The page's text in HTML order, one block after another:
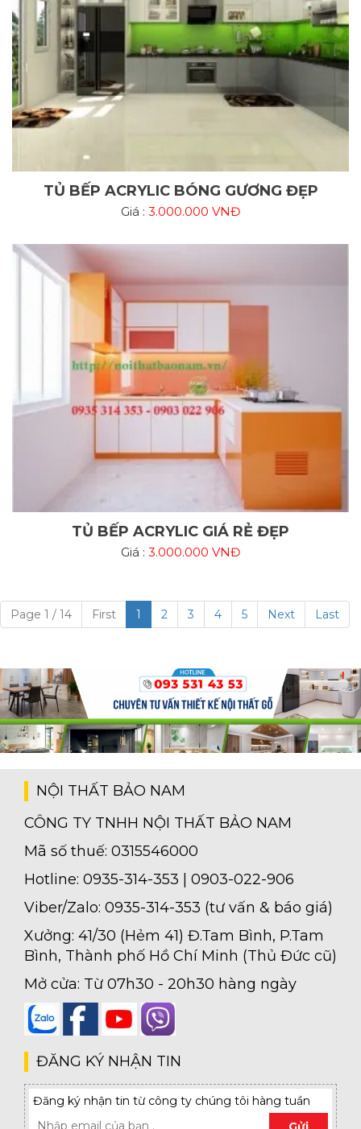
TỦ BẾP ACRYLIC BÓNG GƯƠNG ĐẸP
Giá : 3.000.000 VNĐ
TỦ BẾP ACRYLIC GIÁ RẺ ĐẸP
Giá : 3.000.000 VNĐ
Page 1 / 14 First 1 2 3 4 5 Next Last
NỘI THẤT BẢO NAM
CÔNG TY TNHH NỘI THẤT BẢO NAM
Mã số thuế: 0315546000
Hotline: 0935-314-353 | 0903-022-906
Viber/Zalo: 0935-314-353 (tư vấn & báo giá)
Xưởng: 41/30 (Hẻm 41) Đ.Tam Bình, P.Tam
Bình, Thành phố Hồ Chí Minh (Thủ Đức cũ)
Mở cửa: Từ 07h30 - 20h30 hàng ngày
ĐĂNG KÝ NHẬN TIN
Đăng ký nhận tin từ công ty chúng tôi hàng tuần